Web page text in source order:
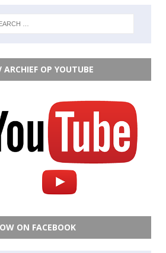
ARCHIEF OP YOUTUBE
ON FACEBOOK